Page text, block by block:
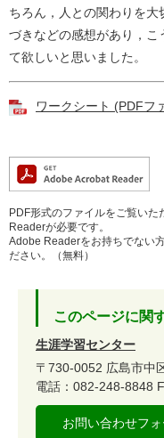
ちろん，人との関わりを
づきなどの感想があり，こ
て欲しいと思いました。
ワークシート (PDFフ
PDF形式のファイルをご覧い
Readerが必要です。
Adobe Readerをお持ちでない
ださい。（無料）
このページに関
生涯学習センター
〒730-0052 広島市中
電話：082-248-8848
お問い合わせフ